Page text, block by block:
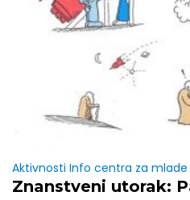
Aktivnosti Info centra za mlade
Znanstveni utorak: